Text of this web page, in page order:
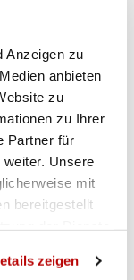
Anzeigen zu
anbieten
zu
zu Ihrer
Partner für
Unsere
mit
bereitgestellt
zeigen
starken
sorgte
Der
die
bin mega
der sich
nach dem
586